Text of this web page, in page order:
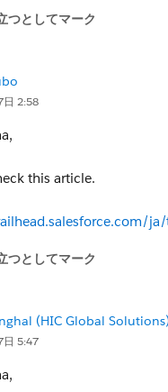
つとしてマーク
日 2:58
this article.
つとしてマーク
(HIC Global
日 5:47